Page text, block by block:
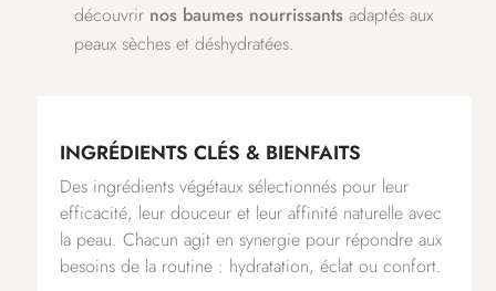
découvrir nos baumes nourrissants adaptés aux
peaux sèches et déshydratées.
INGRÉDIENTS CLÉS & BIENFAITS
Des ingrédients végétaux sélectionnés pour leur
efficacité, leur douceur et leur affinité naturelle avec
la peau. Chacun agit en synergie pour répondre aux
besoins de la routine : hydratation, éclat ou confort.